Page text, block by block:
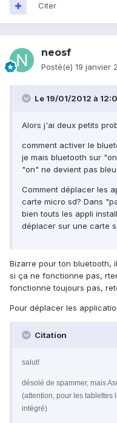
Citer
neosf
Posté(e) 19 janvier
Le 19/01/2012 à
Alors j'ai deux petits
comment activer le
je mais bluetooth sur
"on" ne devient pas
Comment déplacer les
carte micro sd? Dans
bien touts les appli
déplacer sur une carte
Bizarre pour ton bluetooth,
si ça ne fonctionne pas,
fonctionne toujours pas,
Pour déplacer les
Citation
salut!
désolé de spammer, mais
(attention, pour les tablettes
intégré)